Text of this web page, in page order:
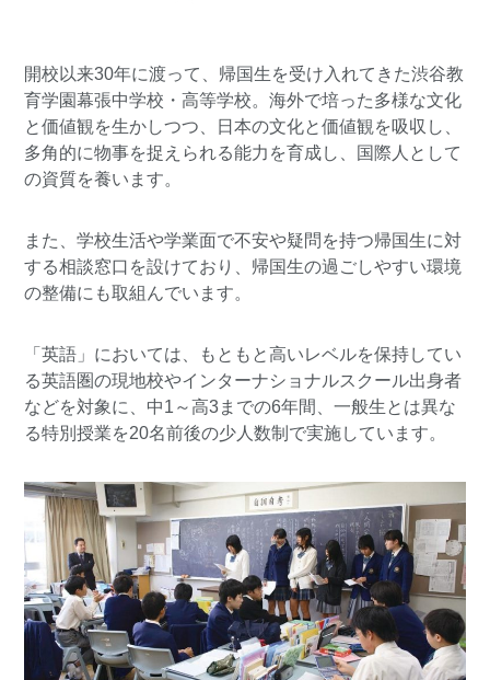
開校以来30年に渡って、帰国生を受け入れてきた渋谷教
育学園幕張中学校・高等学校。海外で培った多様な文化
と価値観を生かしつつ、日本の文化と価値観を吸収し、
多角的に物事を捉えられる能力を育成し、国際人として
の資質を養います。
また、学校生活や学業面で不安や疑問を持つ帰国生に対
する相談窓口を設けており、帰国生の過ごしやすい環境
の整備にも取組んでいます。
「英語」においては、もともと高いレベルを保持してい
る英語圏の現地校やインターナショナルスクール出身者
などを対象に、中1～高3までの6年間、一般生とは異な
る特別授業を20名前後の少人数制で実施しています。